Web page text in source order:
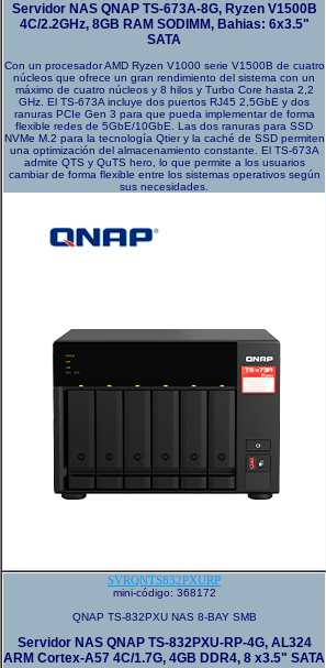
Servidor NAS QNAP TS-673A-8G, Ryzen V1500B
4C/2.2GHz, 8GB RAM SODIMM, Bahias: 6x3.5"
SATA
Con un procesador AMD Ryzen V1000 serie V1500B de cuatro
núcleos que ofrece un gran rendimiento del sistema con un
máximo de cuatro núcleos y 8 hilos y Turbo Core hasta 2,2
GHz. El TS-673A incluye dos puertos RJ45 2,5GbE y dos
ranuras PCIe Gen 3 para que pueda implementar de forma
flexible redes de 5GbE/10GbE. Las dos ranuras para SSD
NVMe M.2 para la tecnología Qtier y la caché de SSD permiten
una optimización del almacenamiento constante. El TS-673A
admite QTS y QuTS hero, lo que permite a los usuarios
cambiar de forma flexible entre los sistemas operativos según
sus necesidades.
SVRQNTS832PXURP
mini-código: 368172
QNAP TS-832PXU NAS 8-BAY SMB
Servidor NAS QNAP TS-832PXU-RP-4G, AL324
ARM Cortex-A57 4C/1.7G, 4GB DDR4, 8 x3.5" SATA